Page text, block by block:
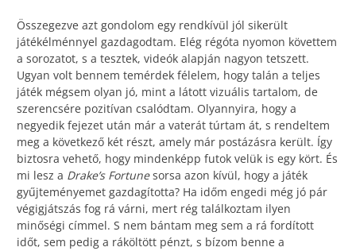
Összegezve azt gondolom egy rendkívül jól sikerült
játékélménnyel gazdagodtam. Elég régóta nyomon követtem
a sorozatot, s a tesztek, videók alapján nagyon tetszett.
Ugyan volt bennem temérdek félelem, hogy talán a teljes
játék mégsem olyan jó, mint a látott vizuális tartalom, de
szerencsére pozitívan csalódtam. Olyannyira, hogy a
negyedik fejezet után már a vaterát túrtam át, s rendeltem
meg a következő két részt, amely már postázásra került. Így
biztosra vehető, hogy mindenképp futok velük is egy kört. És
mi lesz a Drake’s Fortunesorsa azon kívül, hogy a játék
gyűjteményemet gazdagította? Ha időm engedi még jó pár
végigjátszás fog rá várni, mert rég találkoztam ilyen
minőségi címmel. S nem bántam meg sem a rá fordított
időt, sem pedig a ráköltött pénzt, s bízom benne a